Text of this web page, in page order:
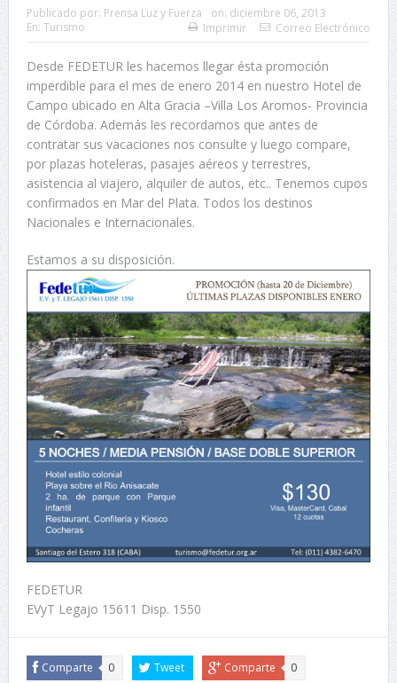
Publicado por: Prensa Luz y Fuerza on: diciembre 06, 2013
En: Turismo Imprimir Correo Electrónico
Desde FEDETUR les hacemos llegar ésta promoción
imperdible para el mes de enero 2014 en nuestro Hotel de
Campo ubicado en Alta Gracia –Villa Los Aromos- Provincia
de Córdoba. Además les recordamos que antes de
contratar sus vacaciones nos consulte y luego compare,
por plazas hoteleras, pasajes aéreos y terrestres,
asistencia al viajero, alquiler de autos, etc.. Tenemos cupos
confirmados en Mar del Plata. Todos los destinos
Nacionales e Internacionales.
Estamos a su disposición.
FEDETUR
EVyT Legajo 15611 Disp. 1550
Comparte 0 Tweet Comparte 0